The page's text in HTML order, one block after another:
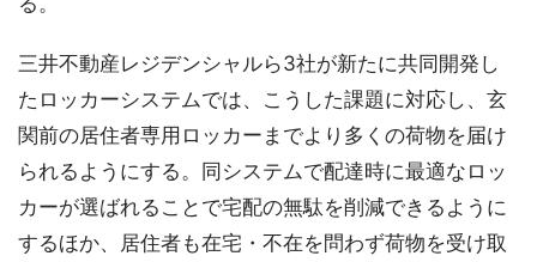
三井不動産レジデンシャルら3社が新たに共同開発し
たロッカーシステムでは、こうした課題に対応し、玄
関前の居住者専用ロッカーまでより多くの荷物を届け
られるようにする。同システムで配達時に最適なロッ
カーが選ばれることで宅配の無駄を削減できるように
するほか、居住者も在宅・不在を問わず荷物を受け取